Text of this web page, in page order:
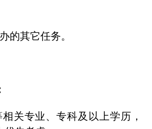
的其它任务。
关专业、专科及以上学历，